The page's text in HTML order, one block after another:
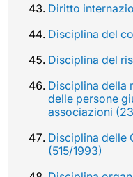
Diritto
Disciplina del
Disciplina del
Disciplina della
delle persone
associazioni
Disciplina delle
(515/1993)